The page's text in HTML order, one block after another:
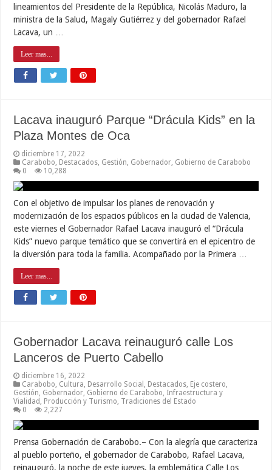
lineamientos del Presidente de la República, Nicolás Maduro, la
ministra de la Salud, Magaly Gutiérrez y del gobernador Rafael
Lacava, un …
Leer mas...
Lacava inauguró Parque “Drácula Kids” en la
Plaza Montes de Oca
diciembre 17, 2022
Carabobo Destacados Gestión Gobernador Gobierno de Carabobo
0
10,288
Con el objetivo de impulsar los planes de renovación y
modernización de los espacios públicos en la ciudad de Valencia,
este viernes el Gobernador Rafael Lacava inauguró el “Drácula
Kids” nuevo parque temático que se convertirá en el epicentro de
la diversión para toda la familia. Acompañado por la Primera …
Leer mas...
Gobernador Lacava reinauguró calle Los
Lanceros de Puerto Cabello
diciembre 16, 2022
Carabobo Cultura Desarrollo Social Destacados Eje costero
Gestión Gobernador Gobierno de Carabobo Infraestructura y
Vialidad
Producción y Turismo Tradiciones del Estado
0
2,227
Prensa Gobernación de Carabobo.– Con la alegría que caracteriza
al pueblo porteño, el gobernador de Carabobo, Rafael Lacava,
reinauguró, la noche de este jueves, la emblemática Calle Los